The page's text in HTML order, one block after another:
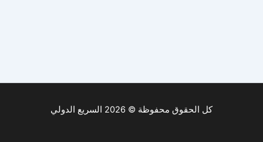
كل الحقوق محفوظة © 2026 السريع الدولي